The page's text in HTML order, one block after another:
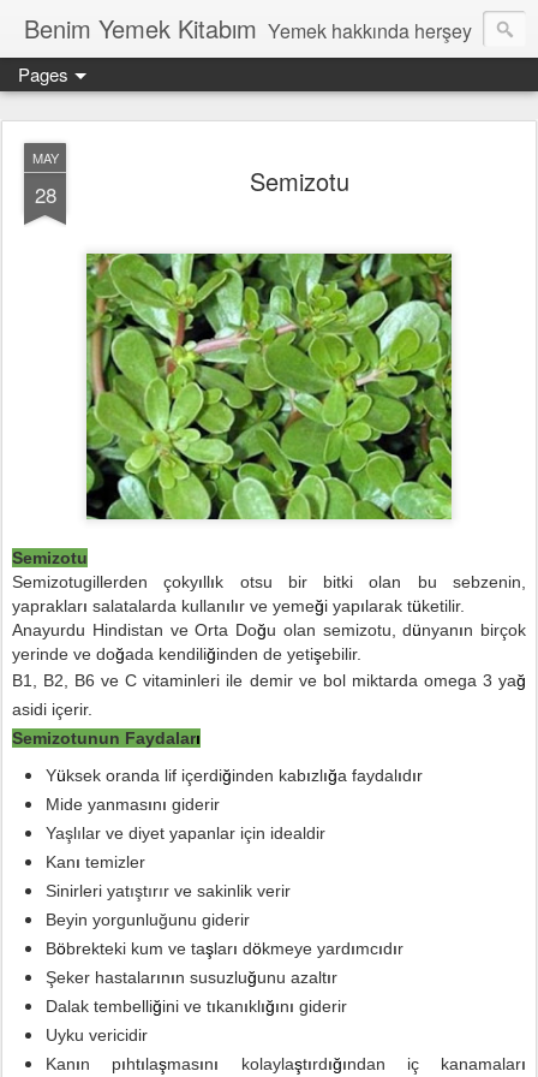
Benim Yemek Kitabım Yemek hakkında herşey
Pages
MAY
28 Semizotu
Semizotu
Semizotugillerden çokyıllık otsu bir bitki olan bu sebzenin,
yaprakları salatalarda kullanılır ve yemeği yapılarak tüketilir.
Anayurdu Hindistan ve Orta Doğu olan semizotu, dünyanın birçok
yerinde ve doğada kendiliğinden de yetişebilir.
B1, B2, B6 ve C vitaminleri ile demir ve bol miktarda omega 3 yağ
asidi içerir.
Semizotunun Faydaları
Yüksek oranda lif içerdiğinden kabızlığa faydalıdır
Mide yanmasını giderir
Yaşlılar ve diyet yapanlar için idealdir
Kanı temizler
Sinirleri yatıştırır ve sakinlik verir
Beyin yorgunluğunu giderir
Böbrekteki kum ve taşları dökmeye yardımcıdır
Şeker hastalarının susuzluğunu azaltır
Dalak tembelliğini ve tıkanıklığını giderir
Uyku vericidir
Kanın pıhtılaşmasını kolaylaştırdığından iç kanamaları